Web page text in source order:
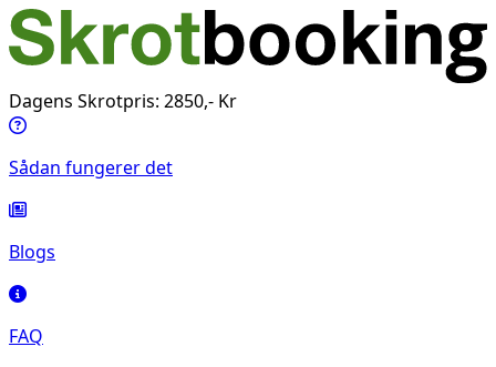
Dagens Skrotpris: 2850,- Kr
Sådan fungerer det
Blogs
FAQ